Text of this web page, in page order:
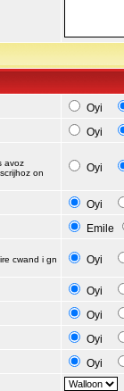
Oyi
Oyi
avoz
on
Oyi
Oyi
Emile
cwand i gn
Oyi
Oyi
Oyi
Oyi
Oyi